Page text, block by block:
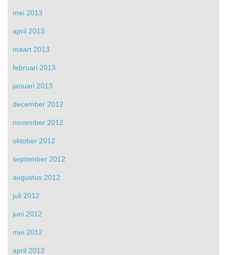
mei 2013
april 2013
maart 2013
februari 2013
januari 2013
december 2012
november 2012
oktober 2012
september 2012
augustus 2012
juli 2012
juni 2012
mei 2012
april 2012